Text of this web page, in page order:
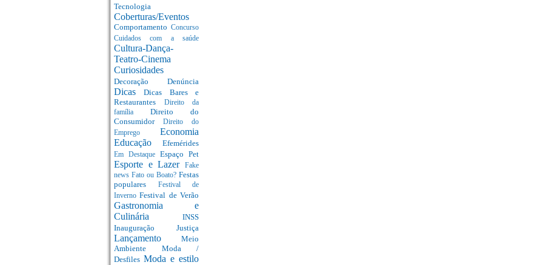
Tecnologia
Coberturas/Eventos
Comportamento Concurso
Cuidados com a saúde
Cultura-Dança-
Teatro-Cinema
Curiosidades
Decoração Denúncia
DicasDicas Bares e
Restaurantes
Direito da
família Direito do
Consumidor Direito do
Emprego Economia
Educação Efemérides
Em Destaque Espaço Pet
Esporte e Lazer
Fake
news Fato ou Boato? Festas
populares
Festival de
InvernoFestival de Verão
Gastronomia e
Culinária INSS
Inauguração Justiça
Lançamento Meio
Ambiente Moda /
Desfiles Moda e estilo